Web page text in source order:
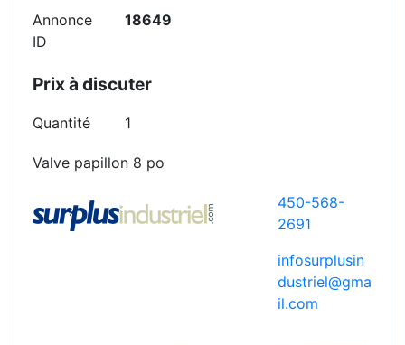
Annonce
ID
18649
Prix à discuter
Quantité 1
Valve papillon 8 po
450-568-
2691
infosurplusin
dustriel@gma
il.com